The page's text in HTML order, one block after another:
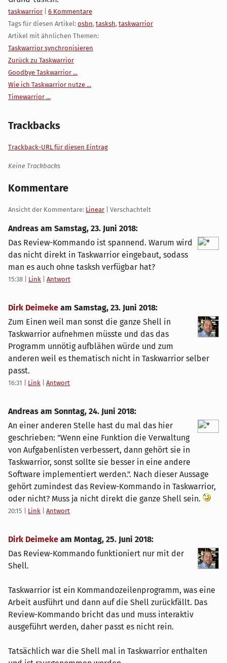
Kategorien:
taskwarrior
6 Kommentare
Tags für diesen Artikel: osbn, tasksh, taskwarrior
Artikel mit ähnlichen Themen:
Taskwarrior synchronisieren
Zurück zu Taskwarrior
Goodbye Taskwarrior ...
Wie ich Taskwarrior nutze ...
Timewarrior ...
Trackbacks
Trackback-URL für diesen Eintrag
Keine Trackbacks
Kommentare
Ansicht der Kommentare: Linear | Verschachtelt
Andreas am Samstag, 23. Juni 2018:
Das Review-Kommando ist spannend. Warum wird
das nicht direkt in Taskwarrior eingebaut, sodass
man es auch ohne tasksh verfügbar hat?
15:38 Link Antwort
Dirk Deimeke am Samstag, 23. Juni 2018:
Zum Einen weil man sonst die ganze Shell in
Taskwarrior aufnehmen müsste und das das
Programm unnötig aufblähen würde und zum
anderen weil es thematisch nicht in Taskwarrior selber
passt.
16:31 Link Antwort
Andreas am Sonntag, 24. Juni 2018:
An einer anderen Stelle hast du mal das hier
geschrieben: "Wenn eine Funktion die Verwaltung
von Aufgabenlisten verbessert, dann gehört sie in
Taskwarrior, sonst sollte sie besser in eine andere
Software implementiert werden.". Nach dieser Aussage
gehört zumindest das Review-Kommando in Taskwarrior,
oder nicht? Muss ja nicht direkt die ganze Shell sein.
20:15 Link Antwort
Dirk Deimeke am Montag, 25. Juni 2018:
Das Review-Kommando funktioniert nur mit der
Shell.
Taskwarrior ist ein Kommandozeilenprogramm, was eine
Arbeit ausführt und dann auf die Shell zurückfällt. Das
Review-Kommando bricht das und muss interaktiv
ausgeführt werden, daher passt es nicht rein.
Tatsächlich war die Shell mal in Taskwarrior enthalten